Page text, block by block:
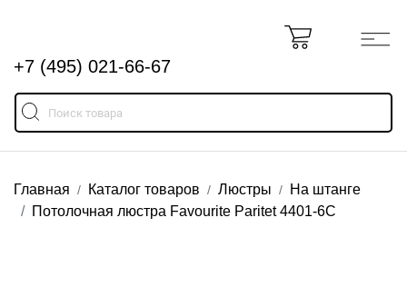
+7 (495) 021-66-67
Главная Каталог товаров Люстры
На штанге
Потолочная люстра Favourite Paritet 4401-6C